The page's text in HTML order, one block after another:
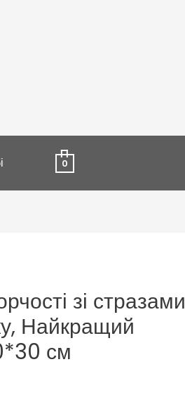
0
зі стразами
Найкращий
см